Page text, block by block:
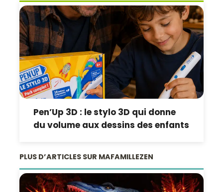
Pen’Up 3D : le stylo 3D qui donne
du volume aux dessins des enfants
PLUS D’ARTICLES SUR MAFAMILLEZEN